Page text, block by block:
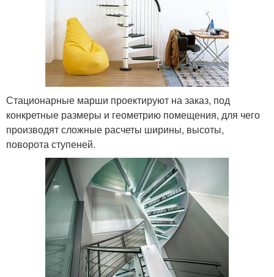
Стационарные марши проектируют на заказ, под
конкретные размеры и геометрию помещения, для чего
производят сложные расчеты ширины, высоты,
поворота ступеней.